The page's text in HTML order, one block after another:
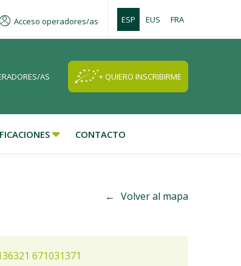
Acceso operadores/as ESP EUS FRA
AS + QUIERO INSCRIBIRME
CONTACTO
Volver al mapa
671031371